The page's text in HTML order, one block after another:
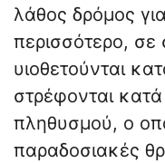
λάθος δρόμος
περισσότερο,
υιοθετούνται
στρέφονται
πληθυσμού, ο
παραδοσιακές